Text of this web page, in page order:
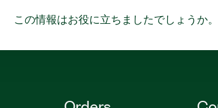
この情報はお役に立ちましたでしょうか。